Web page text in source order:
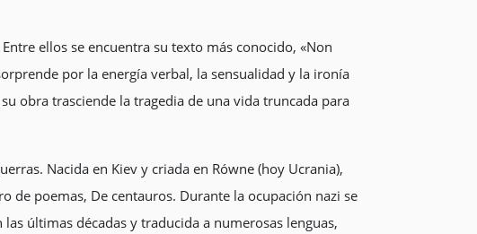
ellos se encuentra su texto más conocido, «Non
por la energía verbal, la sensualidad y la ironía
obra trasciende la tragedia de una vida truncada para
Nacida en Kiev y criada en Równe (hoy Ucrania),
poemas, De centauros. Durante la ocupación nazi se
últimas décadas y traducida a numerosas lenguas,